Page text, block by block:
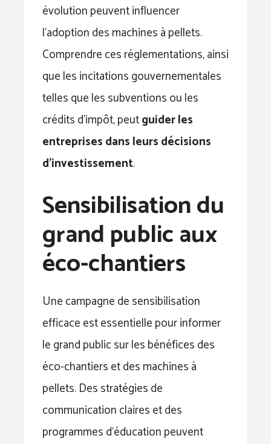
évolution peuvent influencer
l’adoption des machines à pellets.
Comprendre ces réglementations, ainsi
que les incitations gouvernementales
telles que les subventions ou les
crédits d’impôt, peutguider les
entreprises dans leurs décisions
d’investissement.
Sensibilisation du
grand public aux
éco-chantiers
Une campagne de sensibilisation
efficace est essentielle pour informer
le grand public sur les bénéfices des
éco-chantiers et des machines à
pellets. Des stratégies de
communication claires et des
programmes d’éducation peuvent